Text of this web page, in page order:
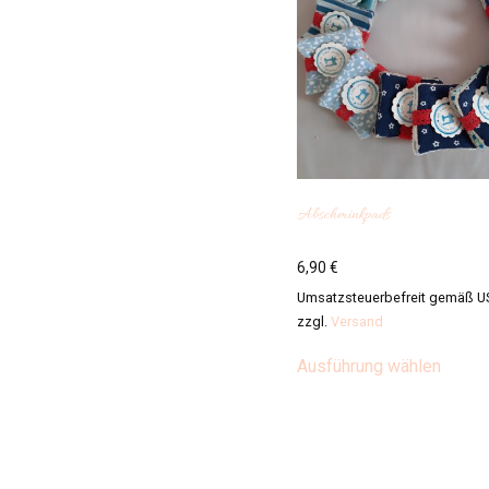
Abschminkpads
6,90€
Umsatzsteuerbefreit gemäß
zzgl.Versand
Ausführung wählen